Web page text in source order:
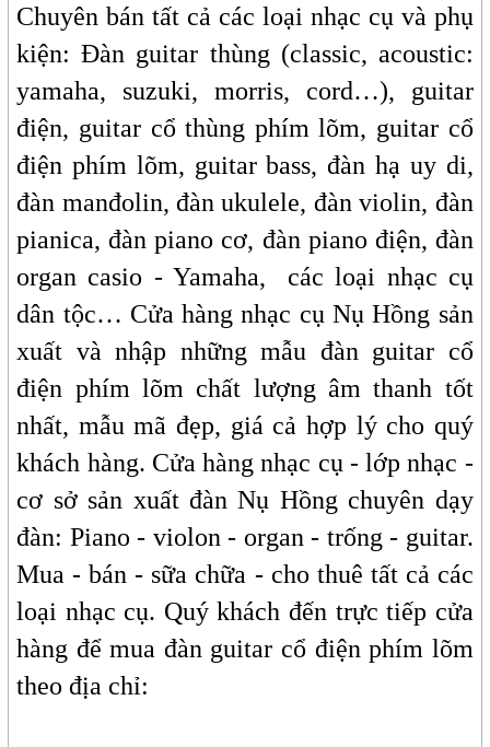
Chuyên bán tất cả các loại nhạc cụ và phụ
kiện: Đàn guitar thùng (classic, acoustic:
yamaha, suzuki, morris, cord…), guitar
điện, guitar cổ thùng phím lõm, guitar cổ
điện phím lõm, guitar bass, đàn hạ uy di,
đàn manđolin, đàn ukulele, đàn violin, đàn
pianica, đàn piano cơ, đàn piano điện, đàn
organ casio - Yamaha, các loại nhạc cụ
dân tộc… Cửa hàng nhạc cụ Nụ Hồng sản
xuất và nhập những mẫu đàn guitar cổ
điện phím lõm chất lượng âm thanh tốt
nhất, mẫu mã đẹp, giá cả hợp lý cho quý
khách hàng. Cửa hàng nhạc cụ - lớp nhạc -
cơ sở sản xuất đàn Nụ Hồng chuyên dạy
đàn: Piano - violon - organ - trống - guitar.
Mua - bán - sữa chữa - cho thuê tất cả các
loại nhạc cụ. Quý khách đến trực tiếp cửa
hàng để mua đàn guitar cổ điện phím lõm
theo địa chỉ: